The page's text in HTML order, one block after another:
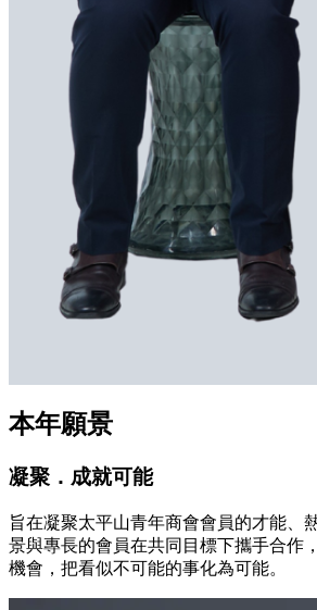
本年願景
凝聚．成就可能
旨在凝聚太平山青年商會會員的才能、
景與專長的會員在共同目標下攜手合作
機會，把看似不可能的事化為可能。